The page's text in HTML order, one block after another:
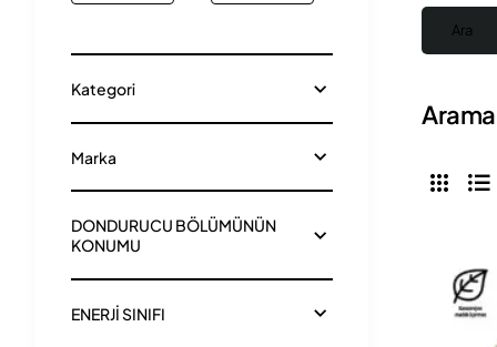
Kategori
Marka
DONDURUCU BÖLÜMÜNÜN
KONUMU
ENERJİ SINIFI
Ara